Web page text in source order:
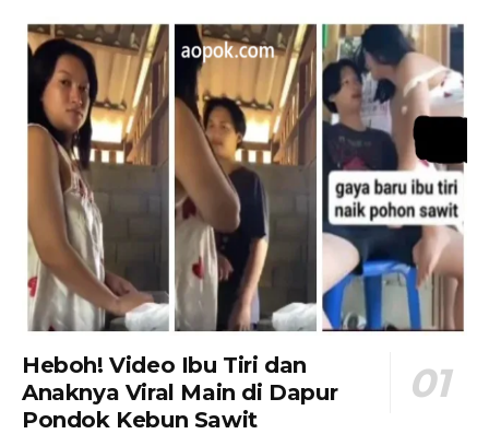
Heboh! Video Ibu Tiri dan
Anaknya Viral Main di Dapur
Pondok Kebun Sawit